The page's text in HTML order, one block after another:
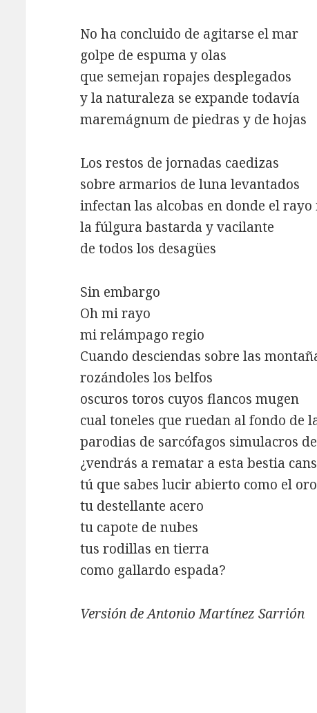
No ha concluido de agitarse el mar
golpe de espuma y olas
que semejan ropajes desplegados
y la naturaleza se expande todavía
maremágnum de piedras y de hojas
Los restos de jornadas caedizas
sobre armarios de luna levantados
infectan las alcobas en donde el
la fúlgura bastarda y vacilante
de todos los desagües
Sin embargo
Oh mi rayo
mi relámpago regio
Cuando desciendas sobre las
rozándoles los belfos
oscuros toros cuyos flancos mugen
cual toneles que ruedan al fondo de
parodias de sarcófagos simulacros
¿vendrás a rematar a esta bestia
tú que sabes lucir abierto como el oro
tu destellante acero
tu capote de nubes
tus rodillas en tierra
como gallardo espada?
Versión de Antonio Martínez Sarrión